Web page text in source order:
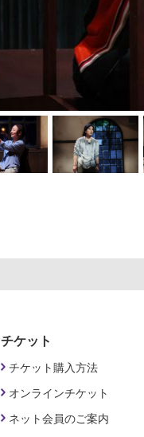
チケット
チケット購入方法
オンラインチケット
ネット会員のご案内